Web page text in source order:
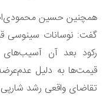
همچنین حسین
گفت: نوسانات سینوسی
رکود بعد آن آسیب‌های
قیمت‌ها به دلیل
تقاضای واقعی رشد